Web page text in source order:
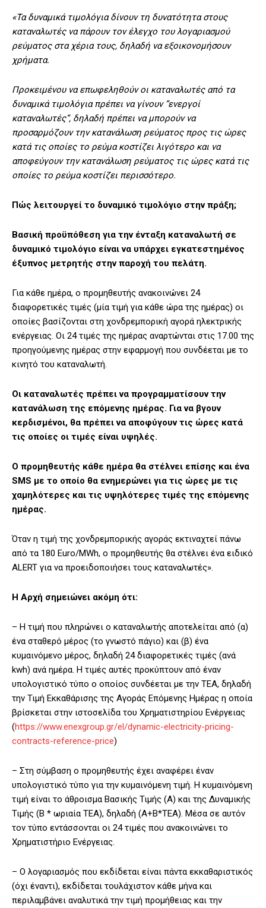
«Τα δυναμικά τιμολόγια δίνουν τη δυνατότητα στους
καταναλωτές να πάρουν τον έλεγχο του λογαριασμού
ρεύματος στα χέρια τους, δηλαδή να εξοικονομήσουν
χρήματα.
Προκειμένου να επωφεληθούν οι καταναλωτές από τα
δυναμικά τιμολόγια πρέπει να γίνουν ”ενεργοί
καταναλωτές”, δηλαδή πρέπει να μπορούν να
προσαρμόζουν την κατανάλωση ρεύματος προς τις ώρες
κατά τις οποίες το ρεύμα κοστίζει λιγότερο και να
αποφεύγουν την κατανάλωση ρεύματος τις ώρες κατά τις
οποίες το ρεύμα κοστίζει περισσότερο.
Πώς λειτουργεί το δυναμικό τιμολόγιο στην πράξη;
Βασική προϋπόθεση για την ένταξη καταναλωτή σε
δυναμικό τιμολόγιο είναι να υπάρχει εγκατεστημένος
έξυπνος μετρητής στην παροχή του πελάτη.
Για κάθε ημέρα, ο προμηθευτής ανακοινώνει 24
διαφορετικές τιμές (μία τιμή για κάθε ώρα της ημέρας) οι
οποίες βασίζονται στη χονδρεμπορική αγορά ηλεκτρικής
ενέργειας. Οι 24 τιμές της ημέρας αναρτώνται στις 17.00 της
προηγούμενης ημέρας στην εφαρμογή που συνδέεται με το
κινητό του καταναλωτή.
Οι καταναλωτές πρέπει να προγραμματίσουν την
κατανάλωση της επόμενης ημέρας. Για να βγουν
κερδισμένοι, θα πρέπει να αποφύγουν τις ώρες κατά
τις οποίες οι τιμές είναι υψηλές.
Ο προμηθευτής κάθε ημέρα θα στέλνει επίσης και ένα
SMS με το οποίο θα ενημερώνει για τις ώρες με τις
χαμηλότερες και τις υψηλότερες τιμές της επόμενης
ημέρας.
Όταν η τιμή της χονδρεμπορικής αγοράς εκτιναχτεί πάνω
από τα 180 Euro/MWh, ο προμηθευτής θα στέλνει ένα ειδικό
ALERT για να προειδοποιήσει τους καταναλωτές».
Η Αρχή σημειώνει ακόμη ότι:
– Η τιμή που πληρώνει ο καταναλωτής αποτελείται από (α)
ένα σταθερό μέρος (το γνωστό πάγιο) και (β) ένα
κυμαινόμενο μέρος, δηλαδή 24 διαφορετικές τιμές (ανά
kwh) ανά ημέρα. Η τιμές αυτές προκύπτουν από έναν
υπολογιστικό τύπο ο οποίος συνδέεται με την ΤΕΑ, δηλαδή
την Τιμή Εκκαθάρισης της Αγοράς Επόμενης Ημέρας η οποία
βρίσκεται στην ιστοσελίδα του Χρηματιστηρίου Ενέργειας
(https://www.enexgroup.gr/el/dynamic-electricity-pricing-
contracts-reference-price)
– Στη σύμβαση ο προμηθευτής έχει αναφέρει έναν
υπολογιστικό τύπο για την κυμαινόμενη τιμή. Η κυμαινόμενη
τιμή είναι το άθροισμα Βασικής Τιμής (Α) και της Δυναμικής
Τιμής (Β * ωριαία ΤΕΑ), δηλαδή (Α+Β*ΤΕΑ). Μέσα σε αυτόν
τον τύπο εντάσσονται οι 24 τιμές που ανακοινώνει το
Χρηματιστήριο Ενέργειας.
– Ο λογαριασμός που εκδίδεται είναι πάντα εκκαθαριστικός
(όχι έναντι), εκδίδεται τουλάχιστον κάθε μήνα και
περιλαμβάνει αναλυτικά την τιμή προμήθειας και την